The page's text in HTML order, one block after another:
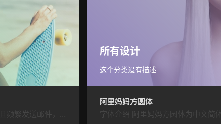
所有设计
这个分类没有描述
阿里妈妈方圆体